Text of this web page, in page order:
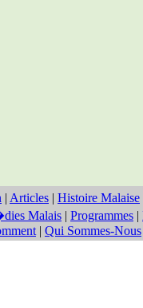
| Articles | Histoire Malaise
Malais | Programmes |
| Qui Sommes-Nous